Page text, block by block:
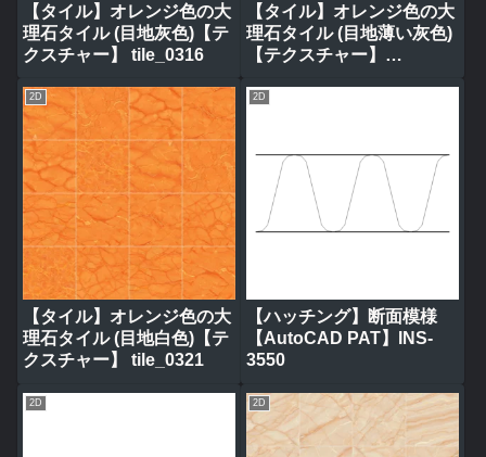
【タイル】オレンジ色の大
理石タイル (目地灰色)【テ
クスチャー】 tile_0316
【タイル】オレンジ色の大
理石タイル (目地薄い灰色)
【テクスチャー】
2D
【タイル】オレンジ色の大
理石タイル (目地白色)【テ
クスチャー】 tile_0321
2D
【ハッチング】断面模様
【AutoCAD PAT】INS-
3550
2D 2D